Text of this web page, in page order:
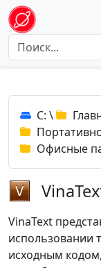
C: \
Офисные
VinaText
использовании
исходным